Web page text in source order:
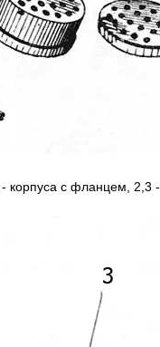
корпуса c фланцем,